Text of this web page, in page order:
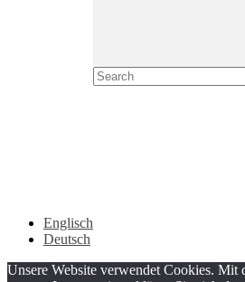
Englisch
Deutsch
Unsere Website verwendet Cookies. Mit